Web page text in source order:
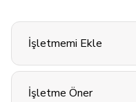
İşletmemi Ekle
İşletme Öner